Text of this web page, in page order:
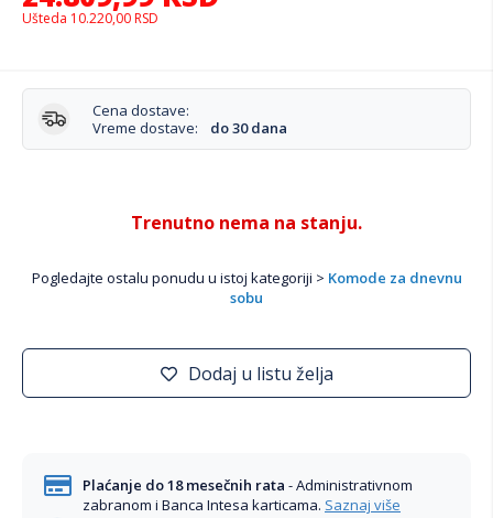
Ušteda 10.220,00 RSD
Cena dostave:
Vreme dostave:
do 30 dana
Trenutno nema na stanju.
Pogledajte ostalu ponudu u istoj kategoriji > Komode za dnevnu
sobu
Dodaj u listu želja
Plaćanje do 18 mesečnih rata - Administrativnom
zabranom i Banca Intesa karticama. Saznaj više